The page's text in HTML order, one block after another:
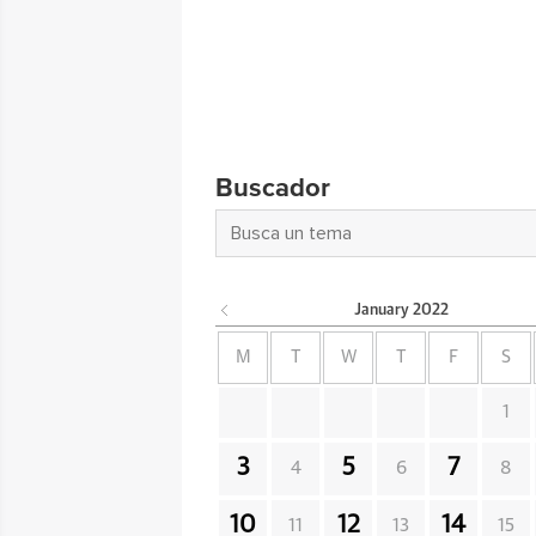
Buscador
January 2022
M W F S
1
3 4 5 6 7 8
10 11 12 13 14 15